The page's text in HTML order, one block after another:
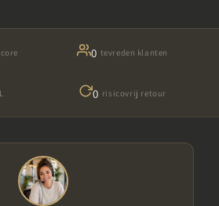
0 tevreden klanten
0 risicovrij retour